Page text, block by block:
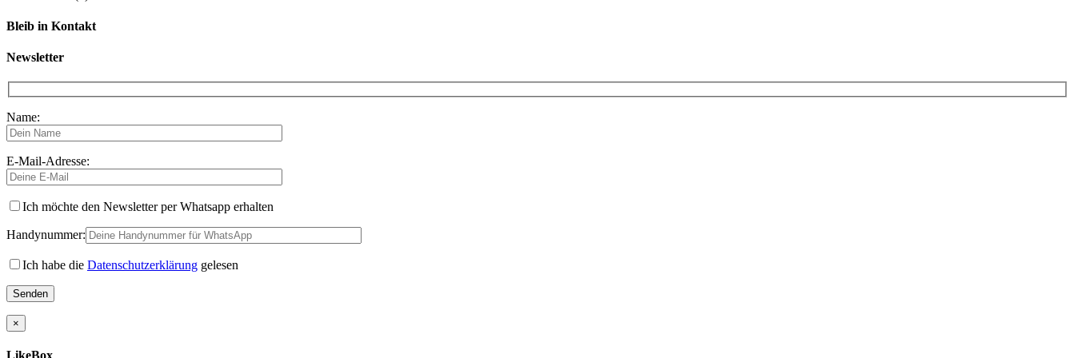
Bleib in Kontakt
Newsletter
Name:
E-Mail-Adresse:
Ich möchte den Newsletter per Whatsapp erhalten
Handynummer:
Ich habe die Datenschutzerklärung gelesen
×